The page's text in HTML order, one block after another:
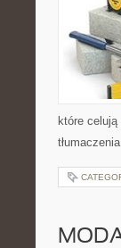
które